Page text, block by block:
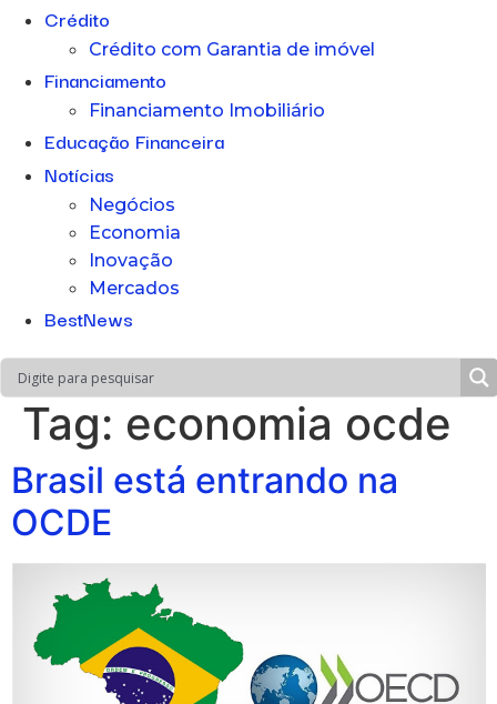
Crédito
Crédito com Garantia de imóvel
Financiamento
Financiamento Imobiliário
Educação Financeira
Notícias
Negócios
Economia
Inovação
Mercados
BestNews
Tag: economia ocde
Brasil está entrando na
OCDE